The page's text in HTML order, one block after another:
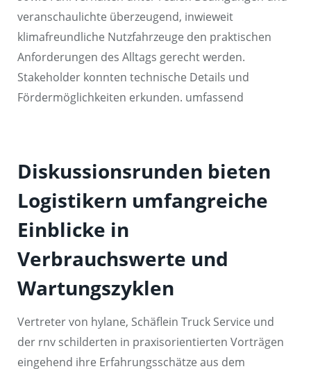
veranschaulichte überzeugend, inwieweit
klimafreundliche Nutzfahrzeuge den praktischen
Anforderungen des Alltags gerecht werden.
Stakeholder konnten technische Details und
Fördermöglichkeiten erkunden. umfassend
Diskussionsrunden bieten
Logistikern umfangreiche
Einblicke in
Verbrauchswerte und
Wartungszyklen
Vertreter von hylane, Schäflein Truck Service und
der rnv schilderten in praxisorientierten Vorträgen
eingehend ihre Erfahrungsschätze aus dem